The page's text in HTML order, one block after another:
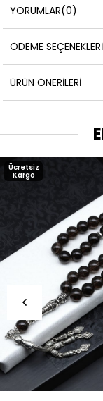
YORUMLAR(0)
ÖDEME SEÇENEKLERI
ÜRÜN ÖNERILERI
Ücretsiz
Kargo